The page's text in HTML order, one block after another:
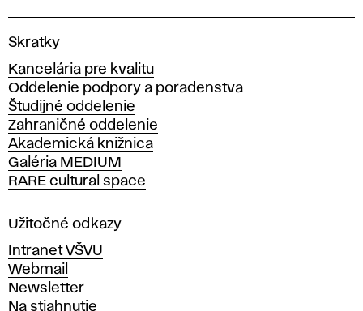
V
s
o
k
á
š
k
o
a
ý
t
v
Skratky
Kancelária pre kvalitu
Oddelenie podpory a poradenstva
Študijné oddelenie
Zahraničné oddelenie
Akademická knižnica
Galéria MEDIUM
RARE cultural space
Užitočné odkazy
Intranet VŠVU
Webmail
Newsletter
Na stiahnutie